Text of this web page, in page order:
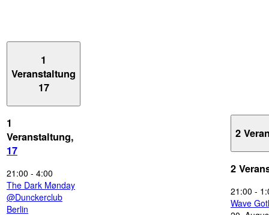
1
Veranstaltung
17
1
Veranstaltung,
17
21:00 - 4:00
The Dark Mønday
@Dunckerclub
Berlin
2
2
21:00 -
Wave